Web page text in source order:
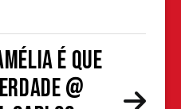
é que
@